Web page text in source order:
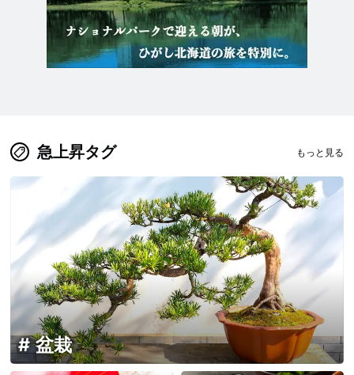
急上昇タグ もっと見る
盆栽